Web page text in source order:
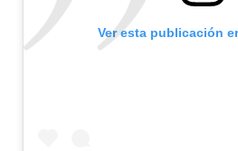
Ver esta publicación